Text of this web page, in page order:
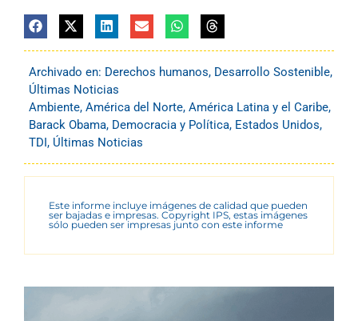
Archivado en: Derechos humanos, Desarrollo Sostenible,
Últimas Noticias
Ambiente, América del Norte, América Latina y el Caribe,
Barack Obama, Democracia y Política, Estados Unidos,
TDI, Últimas Noticias
Este informe incluye imágenes de calidad que pueden
ser bajadas e impresas. Copyright IPS, estas imágenes
sólo pueden ser impresas junto con este informe